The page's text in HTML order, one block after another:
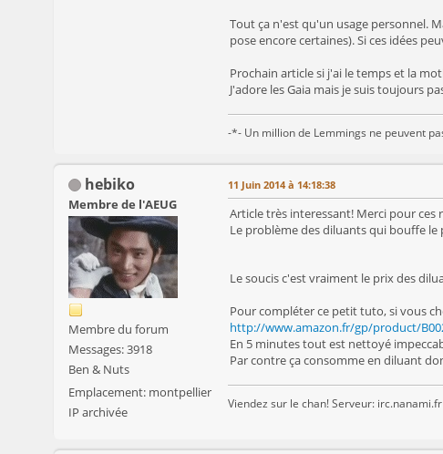
Tout ça n'est qu'un usage personnel.
pose encore certaines). Si ces idées
Prochain article si j'ai le temps et la
J'adore les Gaia mais je suis toujours
-*- Un million de Lemmings ne peuvent
hebiko
Membre de l'AEUG
Membre du forum
Messages: 3918
Ben & Nuts
Emplacement: montpellier
IP archivée
11 Juin 2014 à 14:18:38
Article très interessant! Merci pour ces
Le problème des diluants qui bouffe
Le soucis c'est vraiment le prix des
Pour compléter ce petit tuto, si vous
http://www.amazon.fr/gp/product/
En 5 minutes tout est nettoyé
Par contre ça consomme en diluant
Viendez sur le chan! Serveur: